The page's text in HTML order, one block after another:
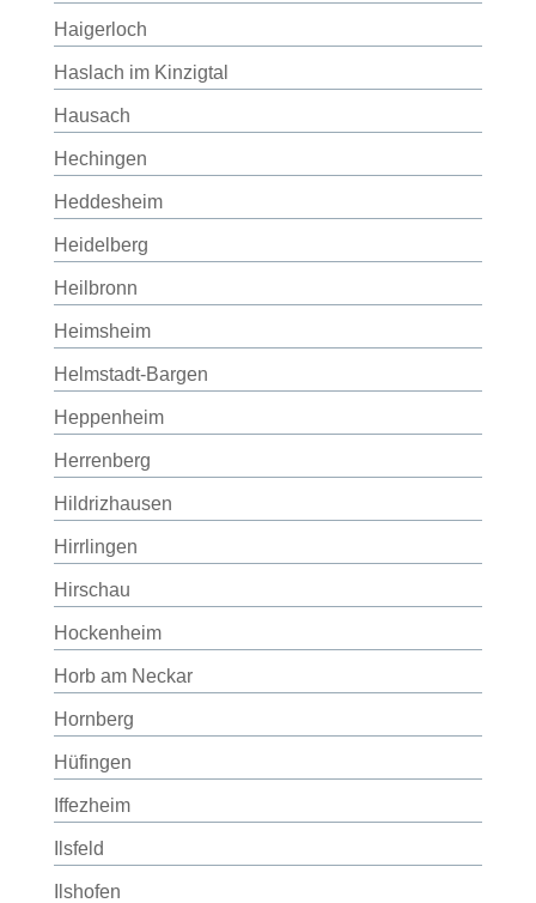
Haigerloch
Haslach im Kinzigtal
Hausach
Hechingen
Heddesheim
Heidelberg
Heilbronn
Heimsheim
Helmstadt-Bargen
Heppenheim
Herrenberg
Hildrizhausen
Hirrlingen
Hirschau
Hockenheim
Horb am Neckar
Hornberg
Hüfingen
Iffezheim
Ilsfeld
Ilshofen